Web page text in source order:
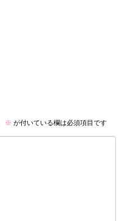
※ が付いている欄は必須項目です